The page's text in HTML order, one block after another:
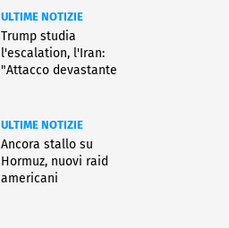
ULTIME NOTIZIE
Trump studia
l'escalation, l'Iran:
"Attacco devastante
ULTIME NOTIZIE
Ancora stallo su
Hormuz, nuovi raid
americani